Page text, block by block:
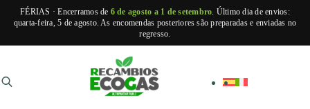
FÉRIAS · Encerramos de 6 de agosto a 1 de setembro. Último dia de envios:
quarta-feira, 5 de agosto. As encomendas posteriores são preparadas e enviadas no
regresso.
o
conteúdo